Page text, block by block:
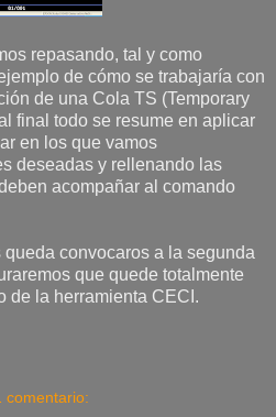
repasando, tal y como
de cómo se trabajaría con
de una Cola TS (Temporary
final todo se resume en aplicar
en los que vamos
deseadas y rellenando las
acompañar al comando
convocaros a la segunda
que quede totalmente
de la herramienta CECI.
comentario: